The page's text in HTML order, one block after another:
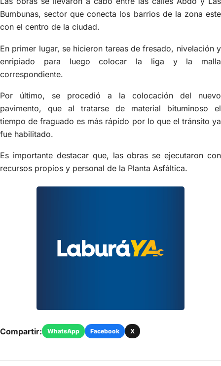
Bumbunas, sector que conecta los barrios de la zona este
con el centro de la ciudad.
En primer lugar, se hicieron tareas de fresado, nivelación y
enripiado para luego colocar la liga y la malla
correspondiente.
Por último, se procedió a la colocación del nuevo
pavimento, que al tratarse de material bituminoso el
tiempo de fraguado es más rápido por lo que el tránsito ya
fue habilitado.
Es importante destacar que, las obras se ejecutaron con
recursos propios y personal de la Planta Asfáltica.
Compartir: WhatsApp Facebook X